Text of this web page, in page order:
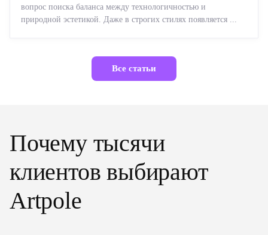
вопрос поиска баланса между технологичностью и
природной эстетикой. Даже в строгих стилях появляется ...
Все статьи
Почему тысячи
клиентов выбирают
Artpole